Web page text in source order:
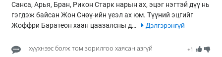
Санса, Арья, Бран, Рикон Старк нарын ах, эцэг нэгтэй дүү нь
гэгдэж байсан Жон Снөү-ийн үеэл ах юм. Түүний эцгийг
Жоффри Баратеон хаан цаазалсны д…
Дэлгэрэнгүй
+1
хүүхнээс болж том зорилгоо хаясан азгүй